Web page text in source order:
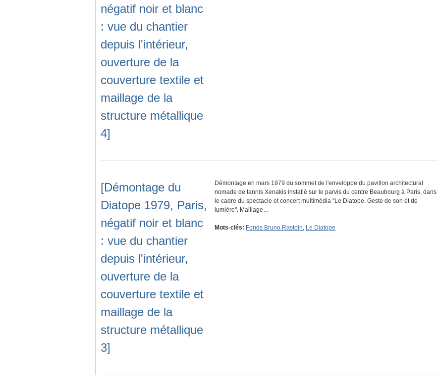
négatif noir et blanc
: vue du chantier
depuis l'intérieur,
ouverture de la
couverture textile et
maillage de la
structure métallique
4]
[Démontage du
Diatope 1979, Paris,
négatif noir et blanc
: vue du chantier
depuis l'intérieur,
ouverture de la
couverture textile et
maillage de la
structure métallique
3]
Démontage en mars 1979 du sommet de l'enveloppe du pavillon architectural
nomade de Iannis Xenakis installé sur le parvis du centre Beaubourg à Paris, dans
le cadre du spectacle et concert multimédia "Le Diatope. Geste de son et de
lumière". Maillage…
Mots-clés: Fonds Bruno Rastoin, Le Diatope